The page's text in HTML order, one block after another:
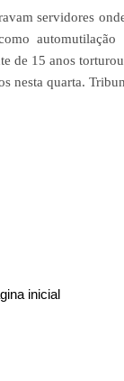
servidores
de 15 anos
nesta quarta.
inicial